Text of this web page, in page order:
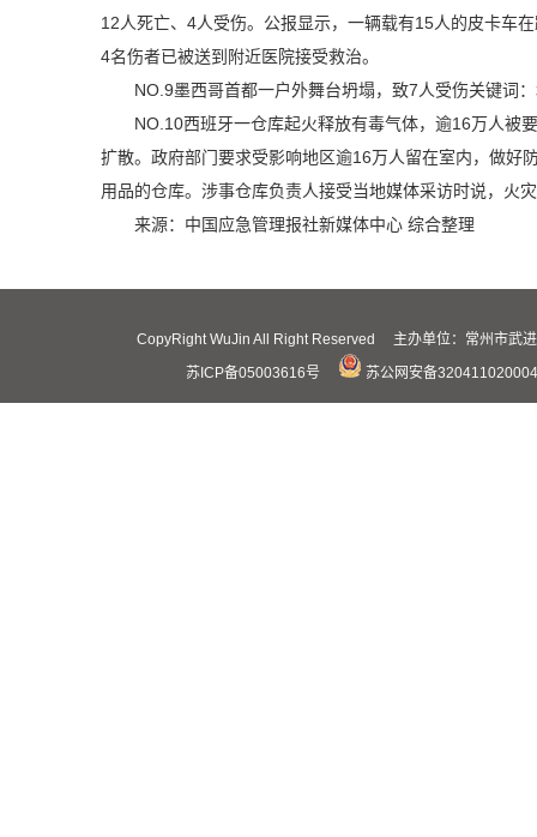
12人死亡、4人受伤。公报显示，一辆载有15人的皮卡车
4名伤者已被送到附近医院接受救治。
NO.9墨西哥首都一户外舞台坍塌，致7人受伤关键词
NO.10西班牙一仓库起火释放有毒气体，逾16万人被
扩散。政府部门要求受影响地区逾16万人留在室内，做好
用品的仓库。涉事仓库负责人接受当地媒体采访时说，火
来源：中国应急管理报社新媒体中心 综合整理
CopyRight WuJin All Right Reserved 主办单位：常州市
苏ICP备05003616号
苏公网安备